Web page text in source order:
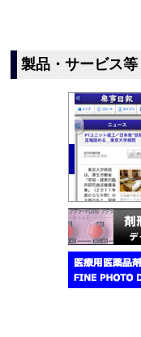
製品・サービス等